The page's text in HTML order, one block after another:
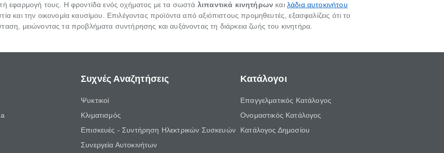
εφαρμογή τους. Η φροντίδα ενός οχήματος με τα σωστά λιπαντικά κινητήρων και λάδια αυτοκινήτου
και την οικονομία καυσίμου. Επιλέγοντας προϊόντα από αξιόπιστους προμηθευτές, εξασφαλίζεις ότι το
μειώνοντας τα προβλήματα συντήρησης και αυξάνοντας τη διάρκεια ζωής του κινητήρα.
Συχνές Αναζητήσεις
Ψυκτικοί
Κλιματισμός
Επισκευές - Συντήρηση Ηλεκτρικών Συσκευών
Συνεργεία Αυτοκινήτων
Κατάλογοι
Επαγγελματικός Κατάλογος
Ονομαστικός Κατάλογος
Κατάλογος Δημοσίου